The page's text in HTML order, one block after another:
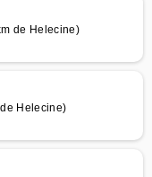
de Helecine)
Helecine)